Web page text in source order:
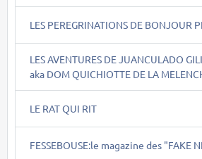
LES PEREGRINATIONS DE BONJOUR
LES AVENTURES DE JUANCULADO
aka DOM QUICHIOTTE DE LA
LE RAT QUI RIT
FESSEBOUSE:le magazine des "FAKE